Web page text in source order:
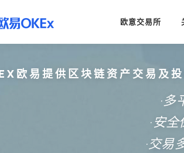
欧意交易所
欧易提供区块链资产交易及
·多
·安
·交易